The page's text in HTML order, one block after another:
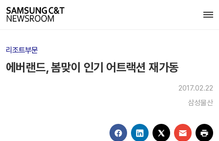
리조트부문
에버랜드, 봄맞이 인기 어트랙션 재가동
2017.02.22
삼성물산